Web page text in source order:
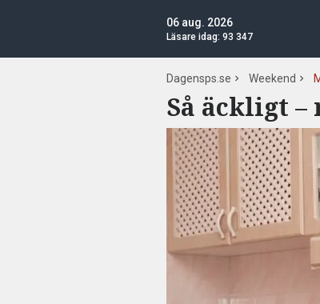
06 aug. 2026
Läsare idag: 93 347
Dagensps.se Weekend
Så äckligt –